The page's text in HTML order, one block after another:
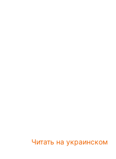
Читать на украинском